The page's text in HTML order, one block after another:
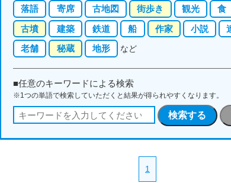
落語
寄席 古地図 街歩き 観光 食
古墳
建築 鉄道 船 作家 小説
老舗
秘蔵 地形 など
■任意のキーワードによる検索
※1つの単語で検索していただくと結果が得られやすくなります。
1